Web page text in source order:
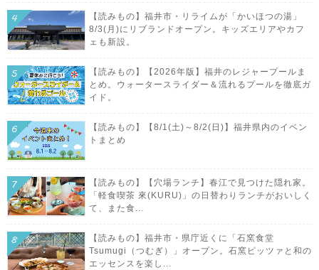
【読みもの】福井市・リライムが「かいほつの湯」
8/3(月)にリブランドオープン。キッズエリアやカフ
ェも新設。
【読みもの】【2026年版】福井のレジャープールま
とめ。ウォータースライダー＆流れるプールを徹底ガ
イド。
【読みもの】【8/1(土)～8/2(日)】福井県内のイベン
トまとめ
【読みもの】【穴場ランチ】春江で見つけた隠れ家。
「軽食喫茶 來(KURU)」の日替わりランチがおいしく
て、また食...
【読みもの】福井市・県庁近くに「石窯食堂
Tsumugi（つむぎ）」オープン。石窯ピッツァと和の
エッセンスを楽し...